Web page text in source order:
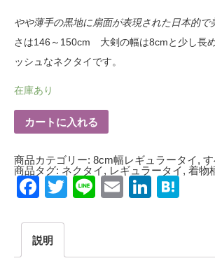
やや薄手の黒地に扇面が表現された日本的で
さは146～150cm 大剣の幅は8cmと少し長
ッシュなネクタイです。
在庫あり
カートに入れる
商品カテゴリー: 8cm幅レギュラータイ,
商品タグ: ネクタイ, レギュラータイ, 着物
Facebook
Twitter
LineEmail
説明